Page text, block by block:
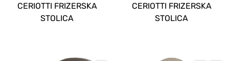
CERIOTTI FRIZERSKA
STOLICA
CERIOTTI FRIZERSKA
STOLICA